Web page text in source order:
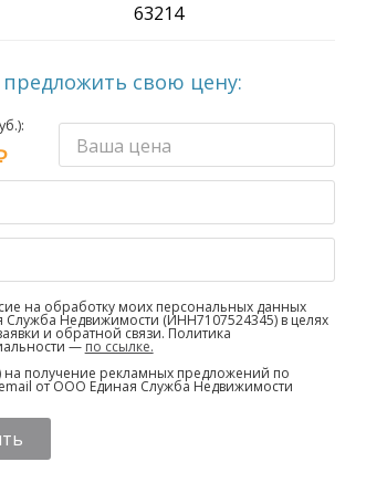
63214
свою цену:
Ваша цена
на обработку моих персональных данных
Недвижимости (ИНН7107524345) в целях
и обратной связи. Политика
— по ссылке.
на получение рекламных предложений по
от ООО Единая Служба Недвижимости